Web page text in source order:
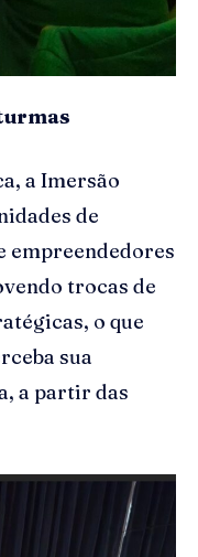
a Imersão
de
trocas de
o que
sua
a partir das